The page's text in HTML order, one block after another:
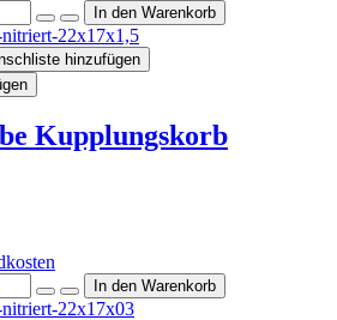
hinzufügen
Kupplungskorb